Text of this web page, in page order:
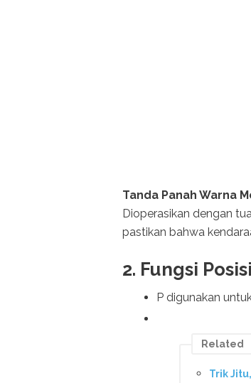
Tanda Panah Warna
Dioperasikan dengan
pastikan bahwa
2. Fungsi
P digunakan
Related
Trik